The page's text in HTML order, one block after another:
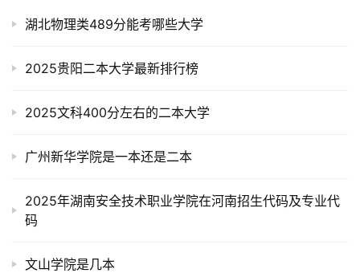
湖北物理类489分能考哪些大学
2025贵阳二本大学最新排行榜
2025文科400分左右的二本大学
广州新华学院是一本还是二本
2025年湖南安全技术职业学院在河南招生代码及专业代
码
文山学院是几本